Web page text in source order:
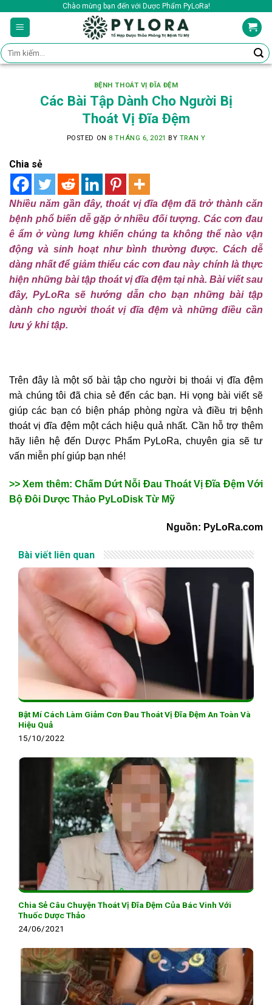
content
Chào mừng bạn đến với Dược Phẩm PyLoRa!
Tìm
kiếm:
BỆNH THOÁT VỊ ĐĨA ĐỆM
Các Bài Tập Dành Cho Người Bị
Thoát Vị Đĩa Đệm
POSTED ON 8 THÁNG 6, 2021 BY TRAN Y
Chia sẻ
Nhiều năm gần đây, thoát vị đĩa đệm đã trở thành căn
bệnh phổ biến dễ gặp ở nhiều đối tượng. Các cơn đau
ê ẩm ở vùng lưng khiến chúng ta không thể nào vận
động và sinh hoạt như bình thường được. Cách dễ
dàng nhất để giảm thiểu các cơn đau này chính là thực
hiện những bài tập thoát vị đĩa đệm tại nhà. Bài viết sau
đây, PyLoRa sẽ hướng dẫn cho bạn những bài tập
dành cho người thoát vị đĩa đệm và những điều cần
lưu ý khi tập.
Trên đây là một số bài tập cho người bị thoái vị đĩa đệm
mà chúng tôi đã chia sẻ đến các bạn. Hi vọng bài viết sẽ
giúp các bạn có biện pháp phòng ngừa và điều trị bệnh
thoát vị đĩa đệm một cách hiệu quả nhất. Cần hỗ trợ thêm
hãy liên hệ đến Dược Phẩm PyLoRa, chuyên gia sẽ tư
vấn miễn phí giúp bạn nhé!
>> Xem thêm: Chấm Dứt Nỗi Đau Thoát Vị Đĩa Đệm Với
Bộ Đôi Dược Thảo PyLoDisk Từ Mỹ
Nguồn: PyLoRa.com
Bài viết liên quan
Bật Mí Cách Làm Giảm Cơn Đau Thoát Vị Đĩa Đệm An Toàn Và
Hiệu Quả
15/10/2022
Chia Sẻ Câu Chuyện Thoát Vị Đĩa Đệm Của Bác Vinh Với
Thuốc Dược Thảo
24/06/2021